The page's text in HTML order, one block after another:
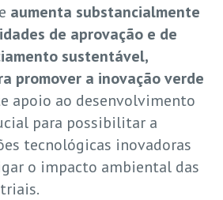
aumenta substancialmente
de aprovação e de
sustentável,
promover a inovação verde
apoio ao desenvolvimento
para possibilitar a
tecnológicas inovadoras
o impacto ambiental das